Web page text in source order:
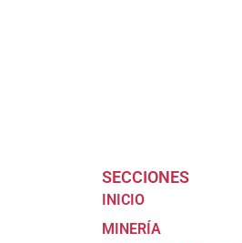
SECCIONES
INICIO
MINERÍA